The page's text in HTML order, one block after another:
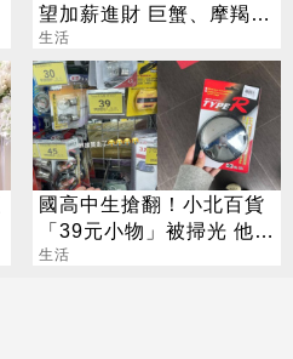
望加薪進財 巨蟹、摩羯最
有感
生活
國高中生搶翻！小北百貨
「39元小物」被掃光 他跑
3家買不到
生活